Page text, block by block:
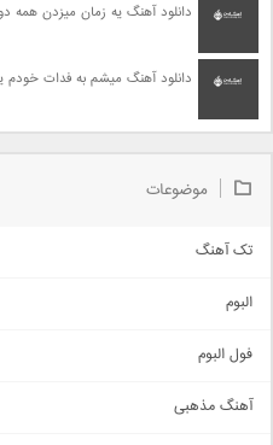
دانلود آهنگ یه زمان میزدن همه
دانلود آهنگ میشم به فدات خودم
موضوعات
تک آهنگ
اجتماعی
حماسی
البوم
فول البوم
آهنگ مذهبی